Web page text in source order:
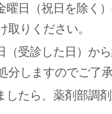
曜日（祝日を除く
りください。
（受診した日）か
しますのでご了承
したら、薬剤部調